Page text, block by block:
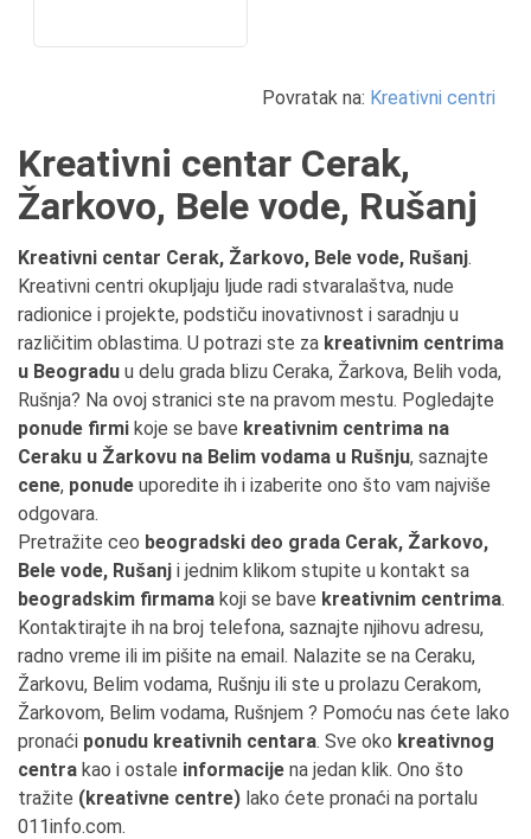
Povratak na: Kreativni centri
Kreativni centar Cerak,
Žarkovo, Bele vode, Rušanj
Kreativni centar Cerak, Žarkovo, Bele vode, Rušanj.
Kreativni centri okupljaju ljude radi stvaralaštva, nude
radionice i projekte, podstiču inovativnost i saradnju u
različitim oblastima. U potrazi ste za kreativnim centrima
u Beogradu u delu grada blizu Ceraka, Žarkova, Belih voda,
Rušnja? Na ovoj stranici ste na pravom mestu. Pogledajte
ponude firmi koje se bave kreativnim centrima na
Ceraku u Žarkovu na Belim vodama u Rušnju, saznajte
cene, ponude uporedite ih i izaberite ono što vam najviše
odgovara.
Pretražite ceo beogradski deo grada Cerak, Žarkovo,
Bele vode, Rušanj i jednim klikom stupite u kontakt sa
beogradskim firmama koji se bave kreativnim centrima.
Kontaktirajte ih na broj telefona, saznajte njihovu adresu,
radno vreme ili im pišite na email. Nalazite se na Ceraku,
Žarkovu, Belim vodama, Rušnju ili ste u prolazu Cerakom,
Žarkovom, Belim vodama, Rušnjem ? Pomoću nas ćete lako
pronaći ponudu kreativnih centara. Sve oko kreativnog
centra kao i ostale informacije na jedan klik. Ono što
tražite (kreativne centre) lako ćete pronaći na portalu
011info.com.